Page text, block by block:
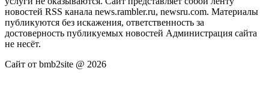
новостей RSS канала news.rambler.ru, newsru.com. Материалы
публикуются без искажения, ответственность за
достоверность публикуемых новостей Администрация сайта
не несёт.
Сайт от bmb2site @ 2026